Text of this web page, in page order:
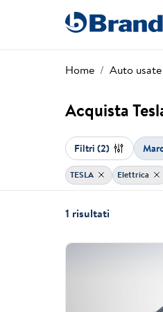
Home Auto usate
Acquista
Filtri(2)
TESLA Elettrica
1 risultati